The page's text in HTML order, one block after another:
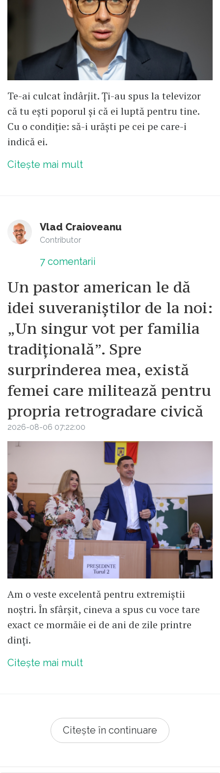
Te-ai culcat îndârjit. Ți-au spus la televizor
că tu ești poporul și că ei luptă pentru tine.
Cu o condiție: să-i urăști pe cei pe care-i
indică ei.
Citește mai mult
Vlad Craioveanu
Contributor
7 comentarii
Un pastor american le dă
idei suveraniștilor de la noi:
„Un singur vot per familia
tradițională”. Spre
surprinderea mea, există
femei care militează pentru
propria retrogradare civică
2026-08-06 07:22:00
Am o veste excelentă pentru extremiștii
noștri. În sfârșit, cineva a spus cu voce tare
exact ce mormăie ei de ani de zile printre
dinți.
Citește mai mult
Citește în continuare